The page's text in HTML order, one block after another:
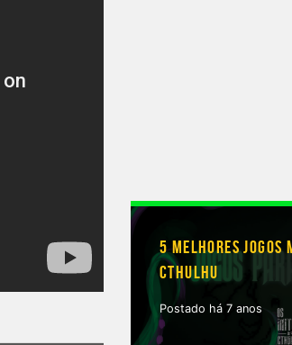
5 MELHORES
CTHULHU
Postado há 7 anos